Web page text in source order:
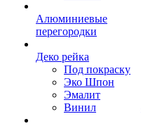
Алюминиевые
перегородки
Деко рейка
Под покраску
Эко Шпон
Эмалит
Винил